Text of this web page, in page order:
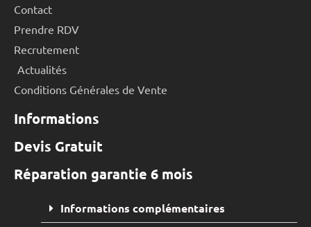
Contact
Prendre RDV
Recrutement
Actualités
Conditions Générales de Vente
Informations
Devis Gratuit
Réparation garantie 6 mois
Informations complémentaires